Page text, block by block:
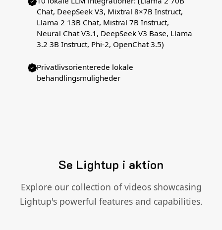
Chat, DeepSeek V3, Mixtral 8×7B Instruct,
Llama 2 13B Chat, Mistral 7B Instruct,
Neural Chat V3.1, DeepSeek V3 Base, Llama
3.2 3B Instruct, Phi-2, OpenChat 3.5)
Privatlivsorienterede lokale
behandlingsmuligheder
Se Lightup i aktion
Explore our collection of videos showcasing
Lightup's powerful features and capabilities.